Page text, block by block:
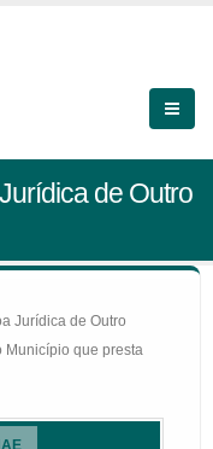
de Outro
Jurídica de Outro
Município que presta